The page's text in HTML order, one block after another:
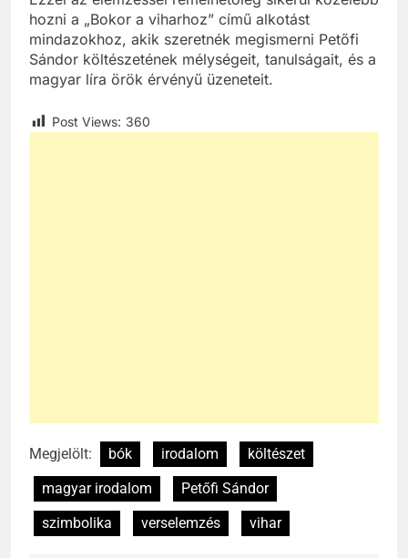
hozni a „Bokor a viharhoz” című alkotást
mindazokhoz, akik szeretnék megismerni Petőfi
Sándor költészetének mélységeit, tanulságait, és a
magyar líra örök érvényű üzeneteit.
Post Views: 360
Megjelölt: bók irodalom
költészet
magyar irodalom
Petőfi Sándor
szimbolika
verselemzés vihar